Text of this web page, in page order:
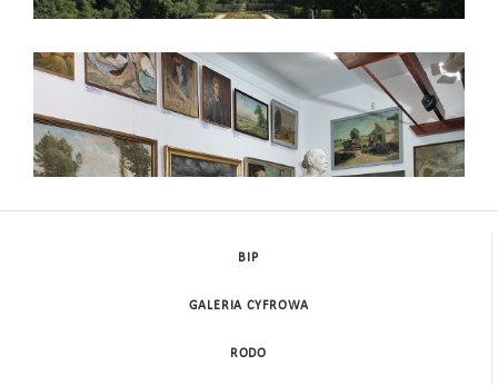
Galeria Sztuki
BIP
GALERIA CYFROWA
RODO